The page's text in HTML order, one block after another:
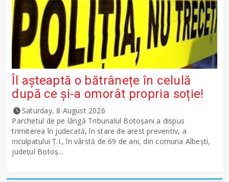
Îl așteaptă o bătrânețe în celulă
după ce și-a omorât propria soție!
Saturday, 8 August 2026
Parchetul de pe lângă Tribunalul Botoşani a dispus
trimiterea în judecată, în stare de arest preventiv, a
inculpatului Ț.I., în vârstă de 69 de ani, din comuna Albești,
județul Botoș...